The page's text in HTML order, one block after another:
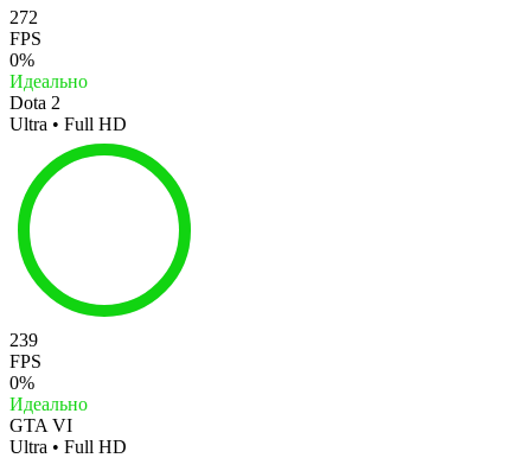
272
FPS
0%
Идеально
Dota 2
Ultra • Full HD
239
FPS
0%
Идеально
GTA VI
Ultra • Full HD